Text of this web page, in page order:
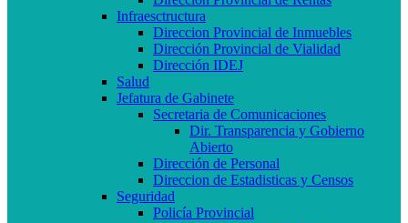
Infraesctructura
Direccion Provincial de Inmuebles
Dirección Provincial de Vialidad
Dirección IDEJ
Salud
Jefatura de Gabinete
Secretaria de Comunicaciones
Dir. Transparencia y Gobierno
Abierto
Dirección de Personal
Direccion de Estadisticas y Censos
Seguridad
Policía Provincial